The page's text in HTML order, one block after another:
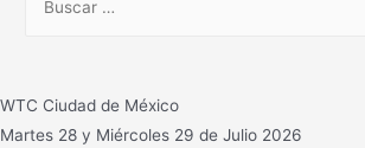
WTC Ciudad de México
Martes 28 y Miércoles 29 de Julio 2026